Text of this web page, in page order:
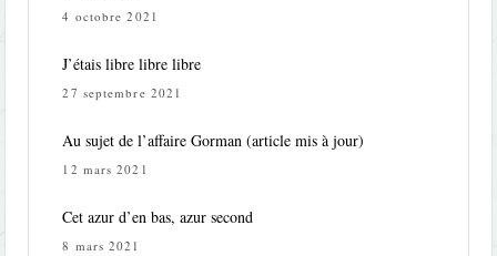
4 octobre 2021
J’étais libre libre libre
27 septembre 2021
Au sujet de l’affaire Gorman (article mis à jour)
12 mars 2021
Cet azur d’en bas, azur second
8 mars 2021